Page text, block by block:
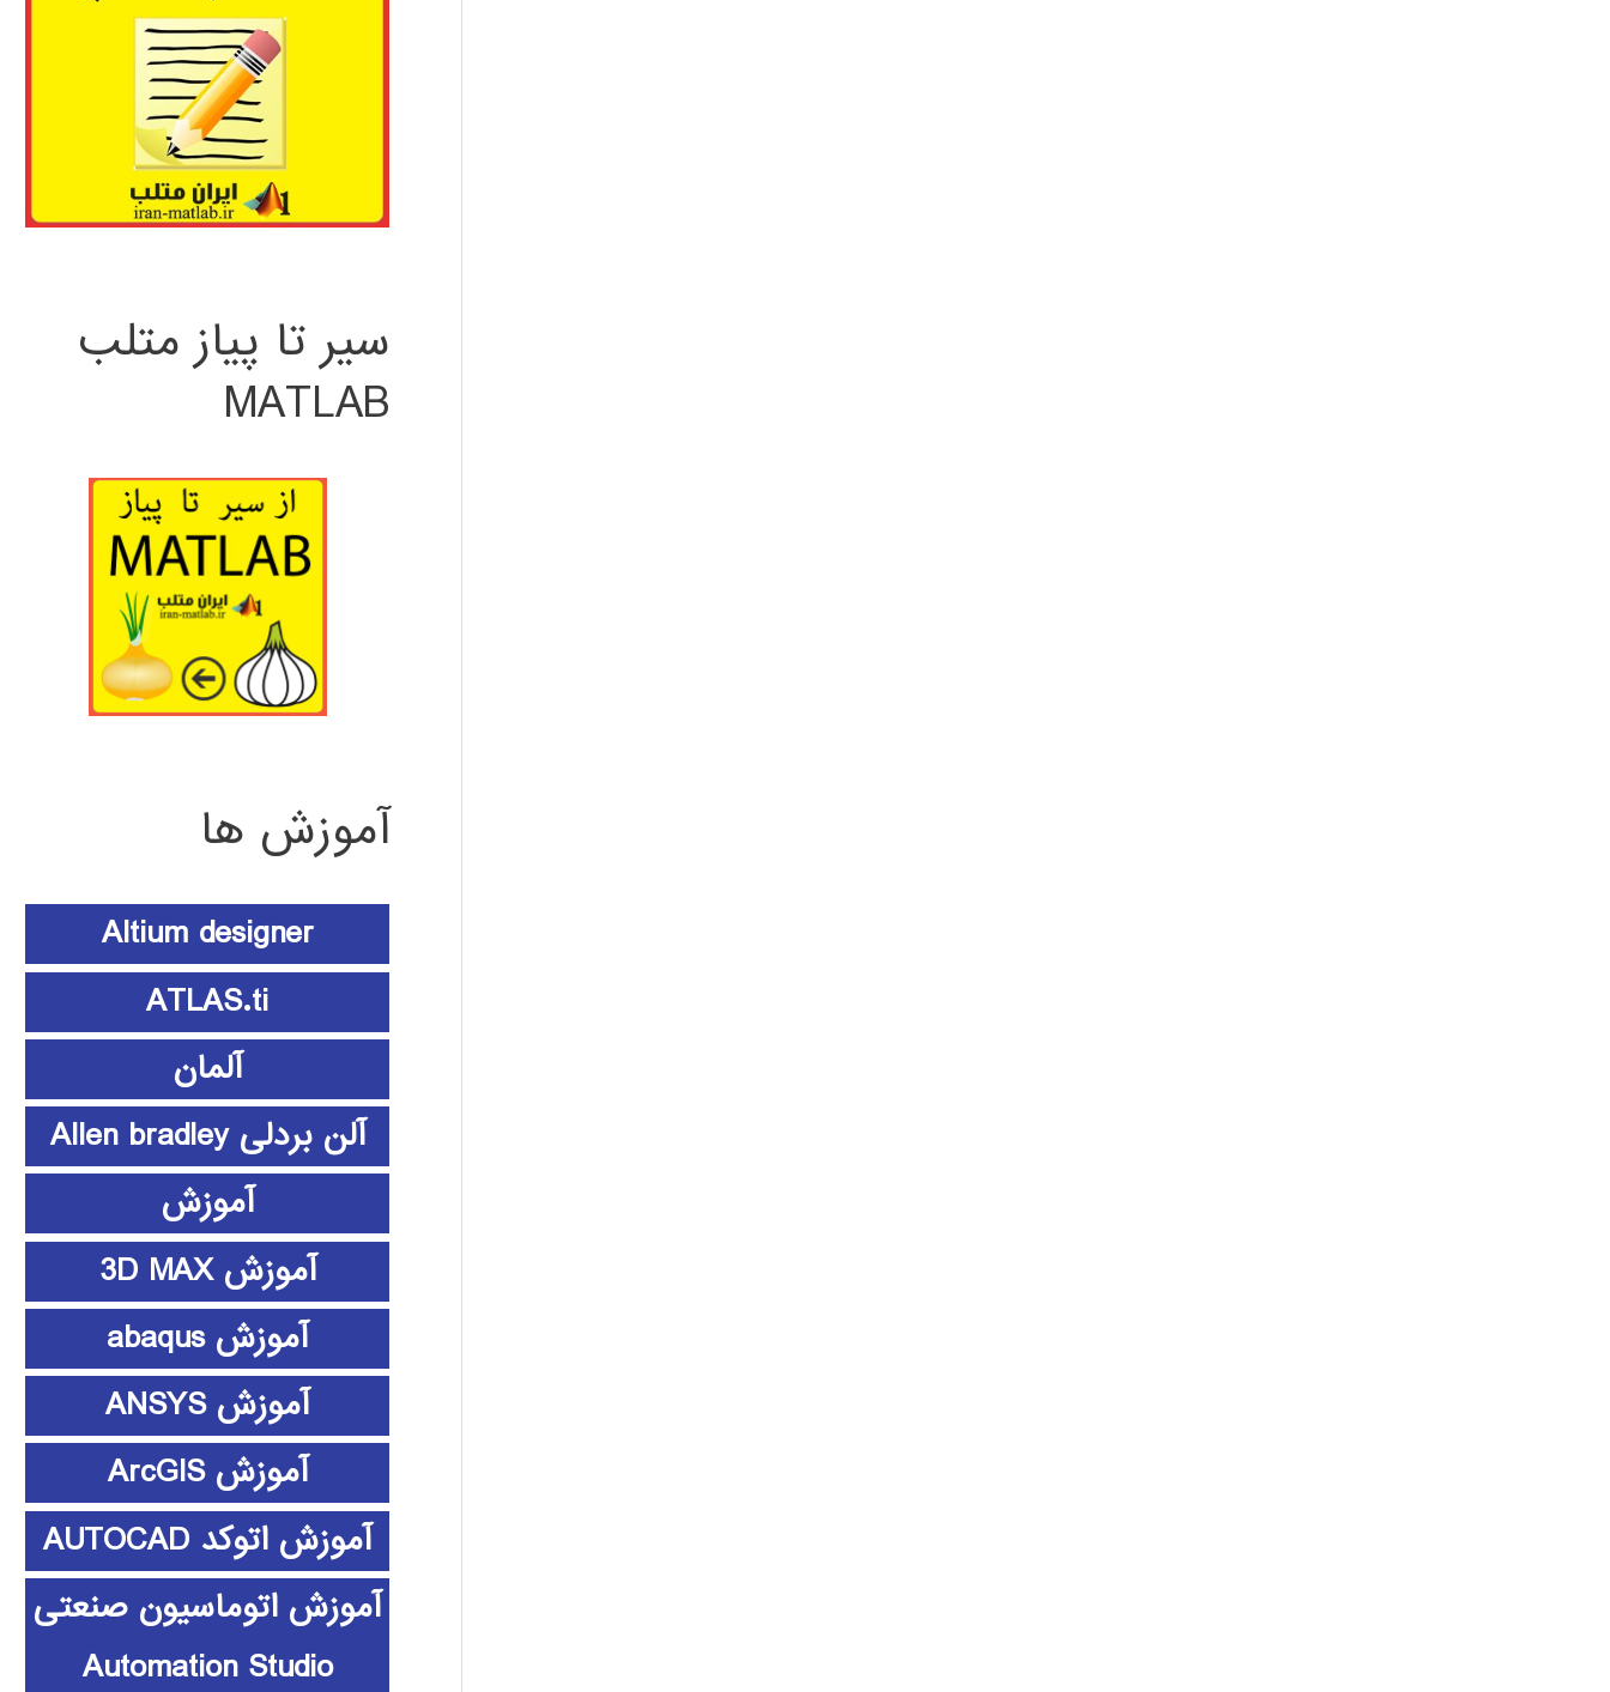
سیر تا پیاز متلب
MATLAB
آموزش ها
Altium designer
ATLAS.ti
آلمان
آلن بردلی Allen bradley
آموزش
آموزش 3D MAX
آموزش abaqus
آموزش ANSYS
آموزش ArcGIS
آموزش اتوکد AUTOCAD
آموزش اتوماسیون صنعتی
Automation Studio